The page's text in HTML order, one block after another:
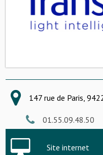
147 rue de Paris,
01.55.09.48.50
Site internet